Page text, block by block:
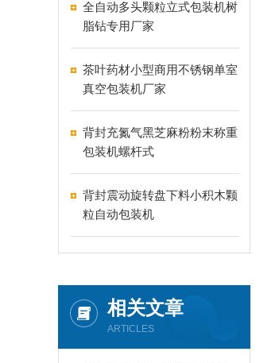
全自动多头颗粒立式包装机树
脂钻专用厂家
茶叶药材小型商用不锈钢单室
真空包装机厂家
背封充氮气黑芝麻粉粉末称重
包装机螺杆式
背封震动旋转盘下料小积木颗
粒自动包装机
相关文章
ARTICLES